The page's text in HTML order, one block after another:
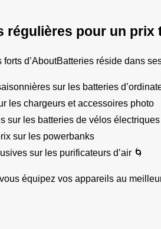
régulières pour un
forts d’AboutBatteries réside dans
sur les batteries
les chargeurs et accessoires photo
sur les batteries de vélos électriques
sur les powerbanks
sur les purificateurs d’air 🌀
équipez vos appareils au